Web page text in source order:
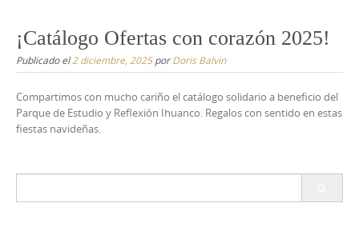
¡Catálogo Ofertas con corazón 2025!
Publicado el2 diciembre, 2025porDoris Balvin
Compartimos con mucho cariño el catálogo solidario a beneficio del
Parque de Estudio y Reflexión Ihuanco. Regalos con sentido en estas
fiestas navideñas.